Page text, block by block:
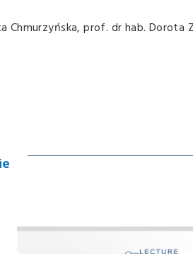
Chmurzyńska, prof. dr hab. Dorota